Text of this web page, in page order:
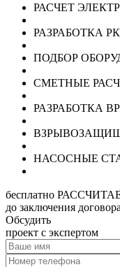
РАСЧЕТ
РАЗРАБОТКА
ПОДБОР
СМЕТНЫЕ
РАЗРАБОТКА
НАСОСНЫЕ
бесплатно
до заключения договора
Обсудить
проект с экспертом